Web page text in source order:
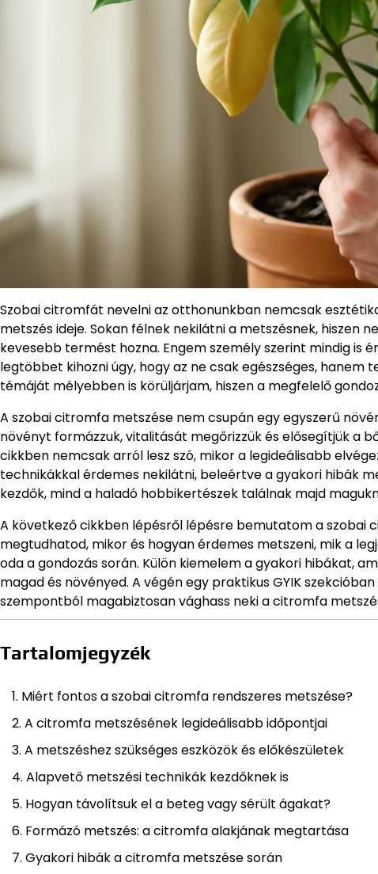
Szobai citromfát nevelni az otthonunkban nemcsak
metszés ideje. Sokan félnek nekilátni a metszésnek, hiszen
kevesebb termést hozna. Engem személy szerint mindig
legtöbbet kihozni úgy, hogy az ne csak egészséges, hanem
témáját mélyebben is körüljárjam, hiszen a megfelelő
A szobai citromfa metszése nem csupán egy egyszerű
növényt formázzuk, vitalitását megőrizzük és elősegítjük a
cikkben nemcsak arról lesz szó, mikor a legideálisabb
technikákkal érdemes nekilátni, beleértve a gyakori hibák
kezdők, mind a haladó hobbikertészek találnak majd
A következő cikkben lépésről lépésre bemutatom a szobai
megtudhatod, mikor és hogyan érdemes metszeni, mik a
oda a gondozás során. Külön kiemelem a gyakori hibákat,
magad és növényed. A végén egy praktikus GYIK
szempontból magabiztosan vághass neki a citromfa
Tartalomjegyzék
Miért fontos a szobai citromfa rendszeres metszése?
A citromfa metszésének legideálisabb időpontjai
A metszéshez szükséges eszközök és előkészületek
Alapvető metszési technikák kezdőknek is
Hogyan távolítsuk el a beteg vagy sérült ágakat?
Formázó metszés: a citromfa alakjának megtartása
Gyakori hibák a citromfa metszése során